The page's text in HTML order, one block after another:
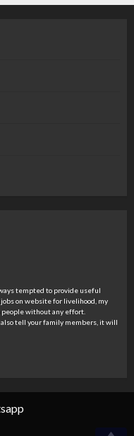
tempted to provide useful
on website for livelihood, my
people without any effort.
tell your family members, it will